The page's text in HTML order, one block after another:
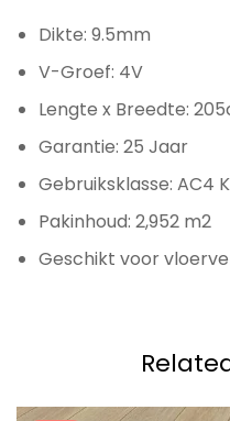
Dikte: 9.5mm
V-Groef: 4V
Lengte x Breedte:
Garantie: 25 Jaar
Gebruiksklasse: AC4
Pakinhoud: 2,952 m2
Geschikt voor